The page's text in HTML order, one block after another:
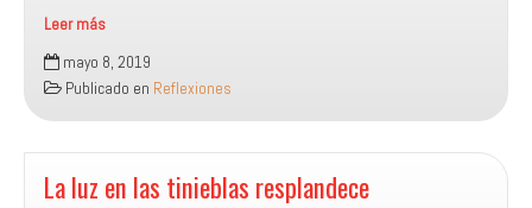
Leer más
¡Un
niño
nos
es
nacido!
mayo 8, 2019
Publicado en Reflexiones
La luz en las tinieblas resplandece